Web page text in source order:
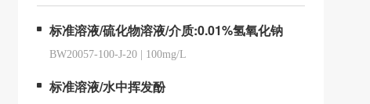
标准溶液/硫化物溶液/介质:0.01%氢氧化钠
BW20057-100-J-20 100mg/L
标准溶液/水中挥发酚